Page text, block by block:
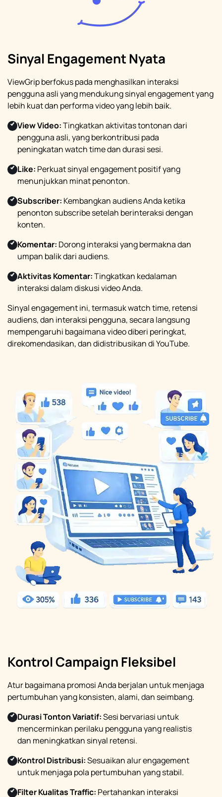
Sinyal Engagement Nyata
ViewGrip berfokus pada menghasilkan interaksi
pengguna asli yang mendukung sinyal engagement yang
lebih kuat dan performa video yang lebih baik.
View Video:Tingkatkan aktivitas tontonan dari
pengguna asli, yang berkontribusi pada
peningkatan watch time dan durasi sesi.
Like: Perkuat sinyal engagement positif yang
menunjukkan minat penonton.
Subscriber: Kembangkan audiens Anda ketika
penonton subscribe setelah berinteraksi dengan
konten.
Komentar: Dorong interaksi yang bermakna dan
umpan balik dari audiens.
Aktivitas Komentar:Tingkatkan kedalaman
interaksi dalam diskusi video Anda.
Sinyal engagement ini, termasuk watch time, retensi
audiens, dan interaksi pengguna, secara langsung
mempengaruhi bagaimana video diberi peringkat,
direkomendasikan, dan didistribusikan di YouTube.
Kontrol Campaign Fleksibel
Atur bagaimana promosi Anda berjalan untuk menjaga
pertumbuhan yang konsisten, alami, dan seimbang.
Durasi Tonton Variatif:Sesi bervariasi untuk
mencerminkan perilaku pengguna yang realistis
dan meningkatkan sinyal retensi.
Kontrol Distribusi:Sesuaikan alur engagement
untuk menjaga pola pertumbuhan yang stabil.
Filter Kualitas Traffic: Pertahankan interaksi